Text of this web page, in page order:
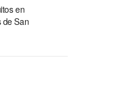
en
de San